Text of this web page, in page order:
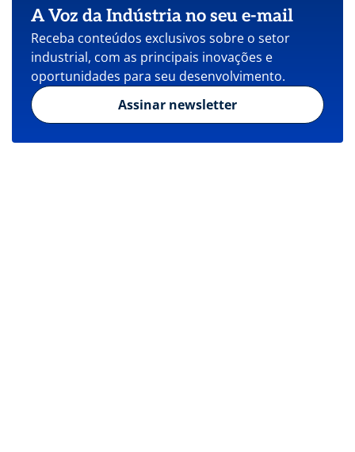
A Voz da Indústria no seu e-mail
Receba conteúdos exclusivos sobre o setor
industrial, com as principais inovações e
oportunidades para seu desenvolvimento.
Assinar newsletter